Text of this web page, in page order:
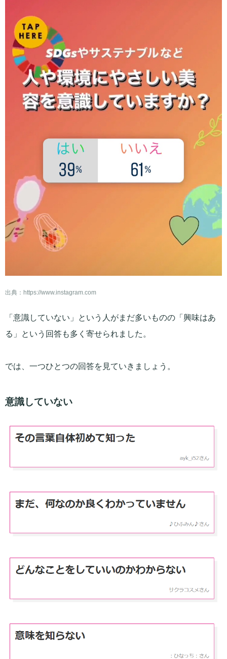
出典： https://www.instagram.com
「意識していない」という人がまだ多いものの「興味はあ
る」という回答も多く寄せられました。
では、一つひとつの回答を見ていきましょう。
意識していない